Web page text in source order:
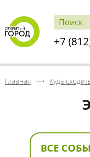
+7
Главная Куда
ВСЕ